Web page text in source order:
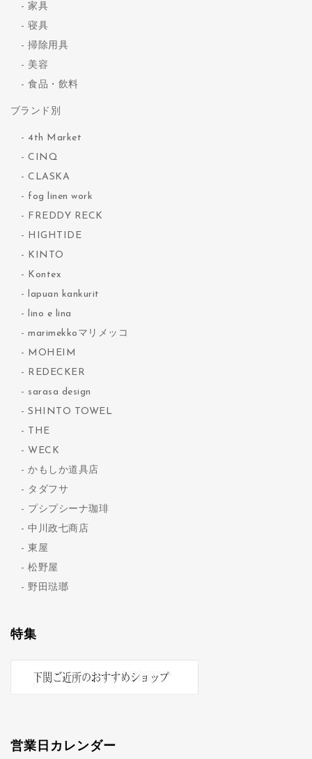
家具
寝具
掃除用具
美容
食品・飲料
ブランド別
4th Market
CINQ
CLASKA
fog linen work
FREDDY RECK
HIGHTIDE
KINTO
Kontex
lapuan kankurit
lino e lina
marimekkoマリメッコ
MOHEIM
REDECKER
sarasa design
SHINTO TOWEL
THE
WECK
かもしか道具店
タダフサ
プシプシーナ珈琲
中川政七商店
東屋
松野屋
野田琺瑯
特集
営業日カレンダー